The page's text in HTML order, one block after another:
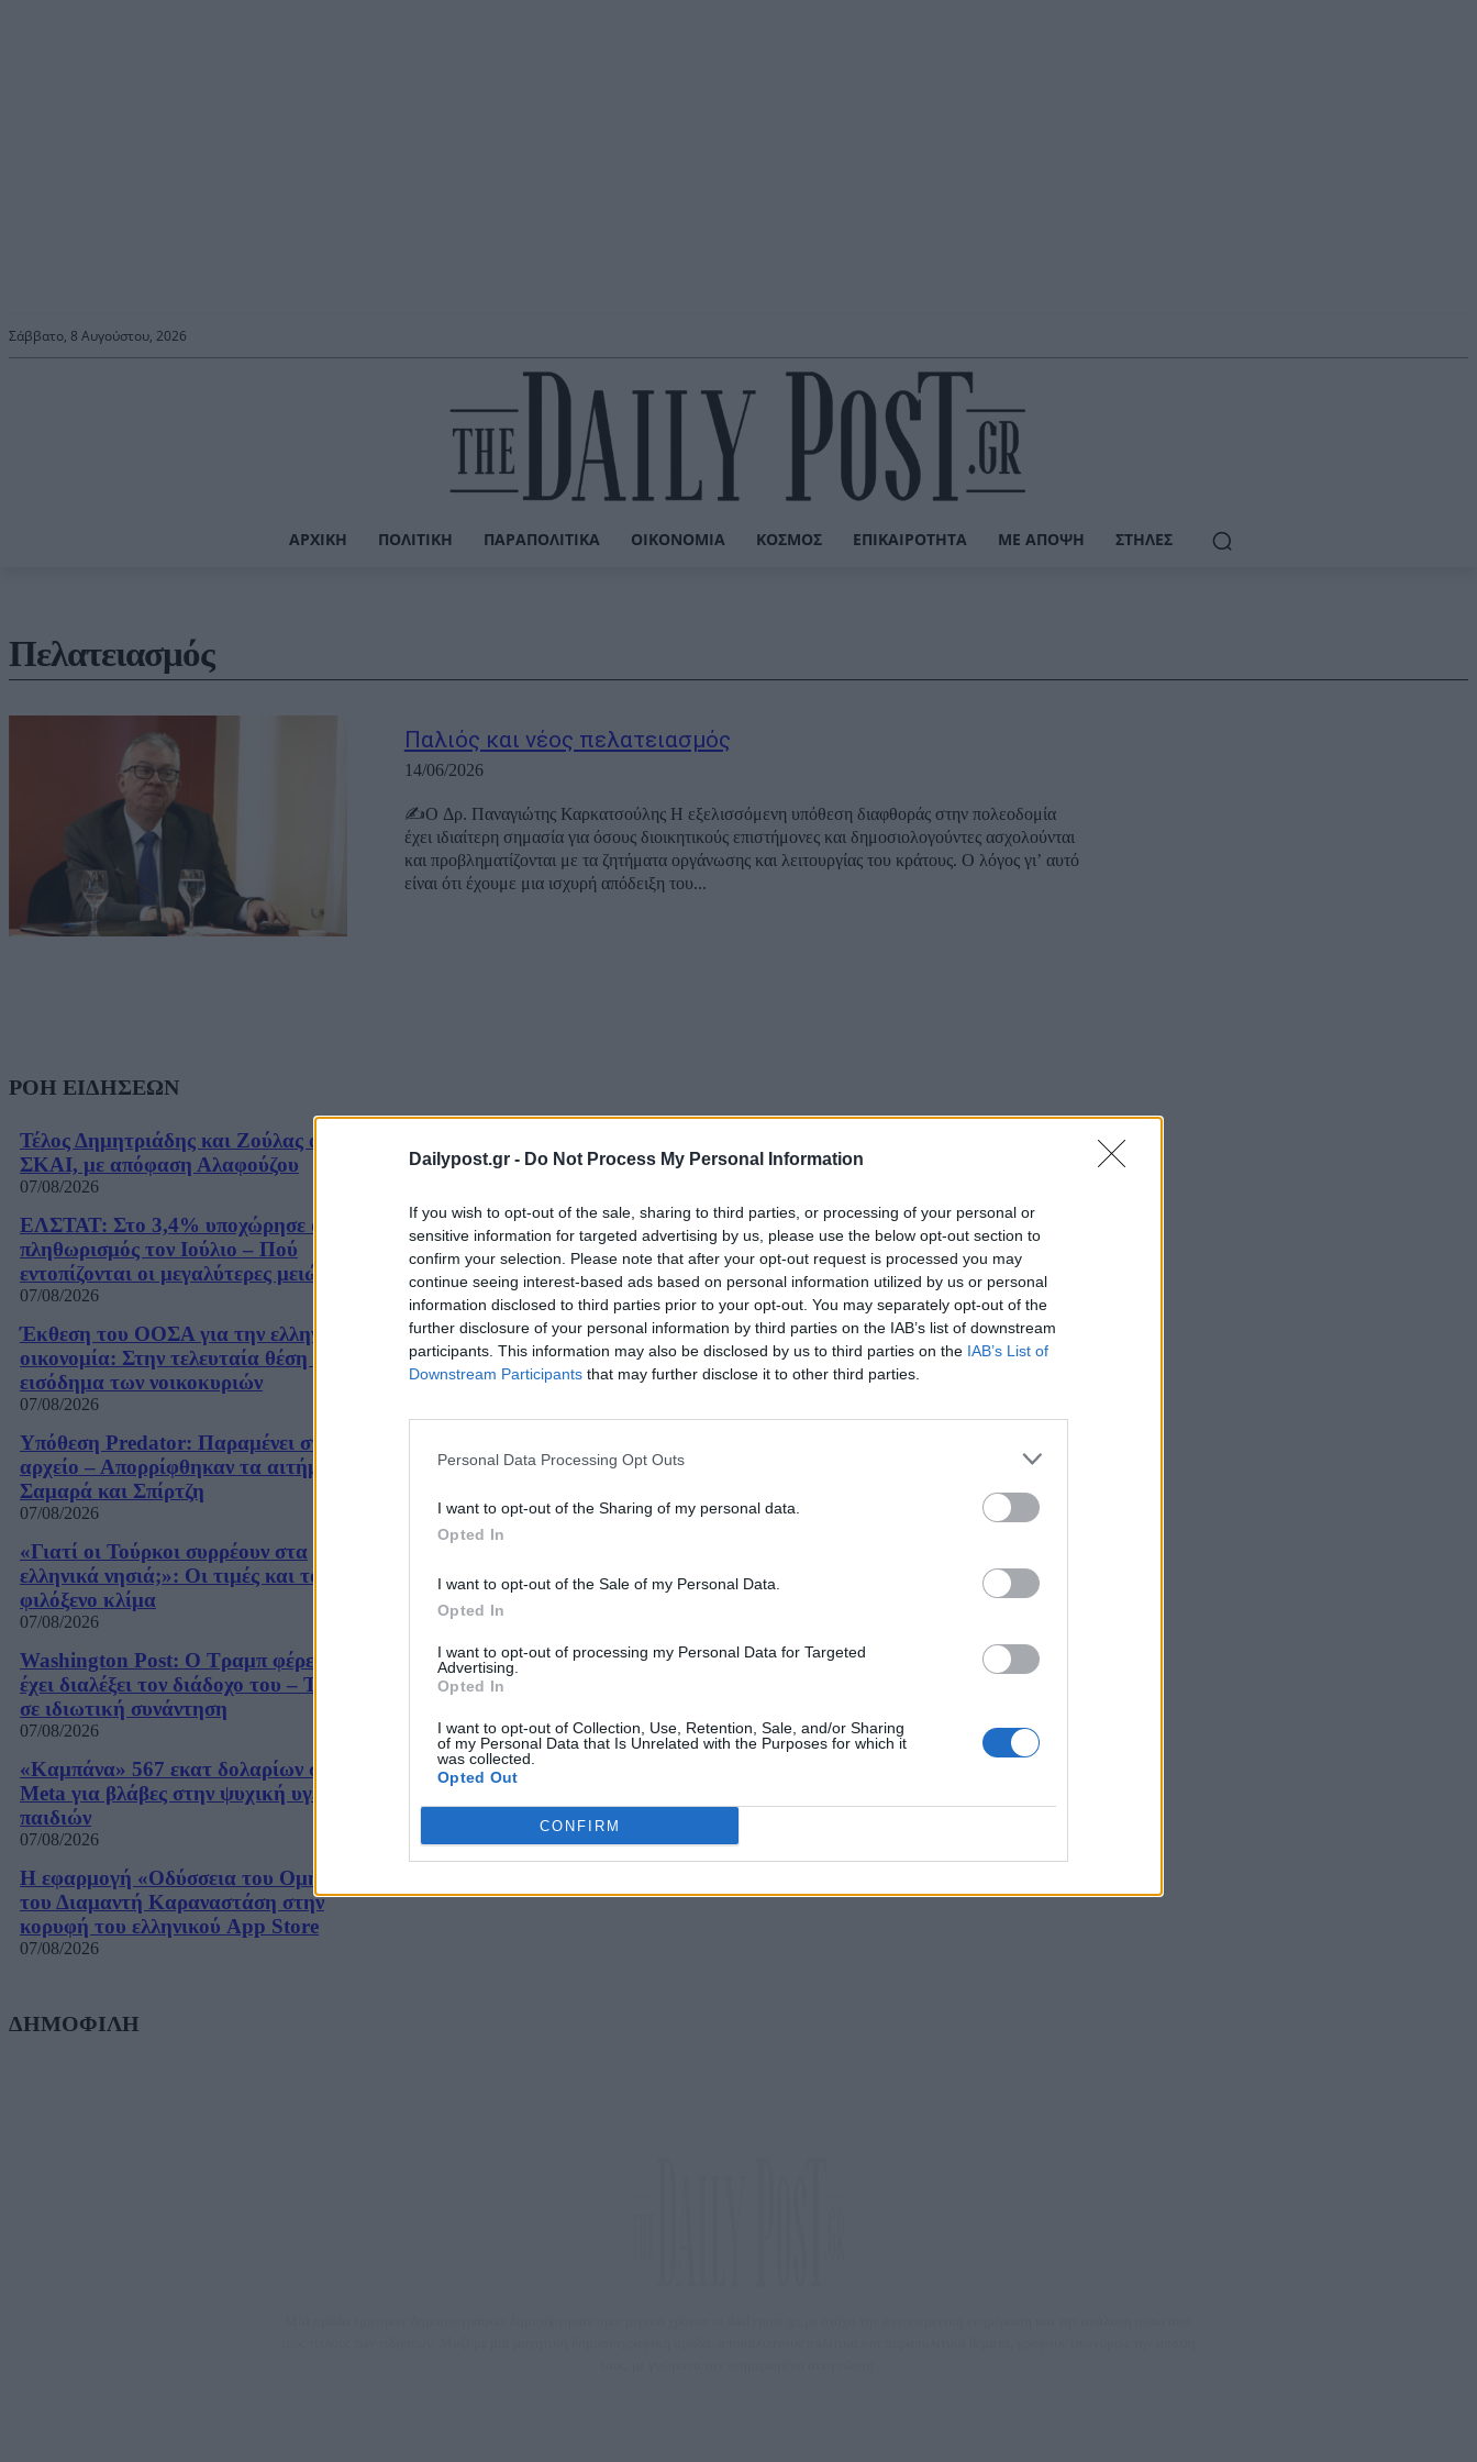
Dailypost.gr - Do Not Process My Personal Information
If you wish to opt-out of the sale, sharing to third parties, or processing of your personal or
sensitive information for targeted advertising by us, please use the below opt-out section to
confirm your selection. Please note that after your opt-out request is processed you may
continue seeing interest-based ads based on personal information utilized by us or personal
information disclosed to third parties prior to your opt-out. You may separately opt-out of the
further disclosure of your personal information by third parties on the IAB’s list of downstream
participants. This information may also be disclosed by us to third parties on the IAB’s List of
Downstream Participants that may further disclose it to other third parties.
Personal Data Processing Opt Outs
I want to opt-out of the Sharing of my personal data.
Opted In
I want to opt-out of the Sale of my Personal Data.
Opted In
I want to opt-out of processing my Personal Data for Targeted
Advertising.
Opted In
I want to opt-out of Collection, Use, Retention, Sale, and/or Sharing
of my Personal Data that Is Unrelated with the Purposes for which it
was collected.
Opted Out
CONFIRM
Σάββατο, 8 Αυγούστου, 2026
ΑΡΧΙΚΉ ΠΟΛΙΤΙΚΉ ΠΑΡΑΠΟΛΙΤΙΚΆ ΟΙΚΟΝΟΜΊΑ ΚΌΣΜΟΣ ΕΠΙΚΑΙΡΌΤΗΤΑ ΜΕ ΆΠΟΨΗ ΣΤΉΛΕΣ
Πελατειασμός
Παλιός και νέος πελατειασμός
14/06/2026
✍️Ο Δρ. Παναγιώτης Καρκατσούλης Η εξελισσόμενη υπόθεση διαφθοράς στην πολεοδομία
έχει ιδιαίτερη σημασία για όσους διοικητικούς επιστήμονες και δημοσιολογούντες ασχολούνται
και προβληματίζονται με τα ζητήματα οργάνωσης και λειτουργίας του κράτους. Ο λόγος γι’ αυτό
είναι ότι έχουμε μια ισχυρή απόδειξη του...
ΡΟΗ ΕΙΔΗΣΕΩΝ
Τέλος Δημητριάδης και Ζούλας από τον
ΣΚΑΙ, με απόφαση Αλαφούζου
07/08/2026
ΕΛΣΤΑΤ: Στο 3,4% υποχώρησε ο
πληθωρισμός τον Ιούλιο – Πού
εντοπίζονται οι μεγαλύτερες μειώσεις
07/08/2026
Έκθεση του ΟΟΣΑ για την ελληνική
οικονομία: Στην τελευταία θέση το
εισόδημα των νοικοκυριών
07/08/2026
Υπόθεση Predator: Παραμένει στο
αρχείο – Απορρίφθηκαν τα αιτήματα
Σαμαρά και Σπίρτζη
07/08/2026
«Γιατί οι Τούρκοι συρρέουν στα
ελληνικά νησιά;»: Οι τιμές και το
φιλόξενο κλίμα
07/08/2026
Washington Post: Ο Τραμπ φέρεται να
έχει διαλέξει τον διάδοχο του – Τι είπε
σε ιδιωτική συνάντηση
07/08/2026
«Καμπάνα» 567 εκατ δολαρίων στη
Meta για βλάβες στην ψυχική υγεία των
παιδιών
07/08/2026
Η εφαρμογή «Οδύσσεια του Ομήρου»
του Διαμαντή Καραναστάση στην
κορυφή του ελληνικού App Store
07/08/2026
ΔΗΜΟΦΙΛΗ